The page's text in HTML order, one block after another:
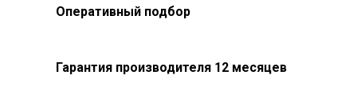
Оперативный подбор
Гарантия производителя 12 месяцев